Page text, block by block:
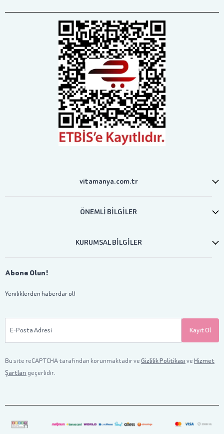
vitamanya.com.tr
ÖNEMLİ BİLGİLER
KURUMSAL BİLGİLER
Abone Olun!
Yeniliklerden haberdar ol!
E-Posta Adresi Kayıt Ol
Bu site reCAPTCHA tarafından korunmaktadır veGizlilik PolitikasıveHizmet
Şartları geçerlidir.